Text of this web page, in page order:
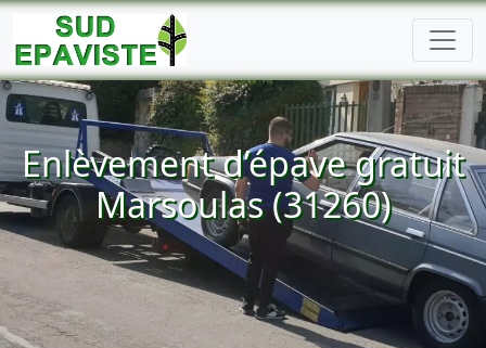
Enlèvement d’épave gratuit
Marsoulas (31260)